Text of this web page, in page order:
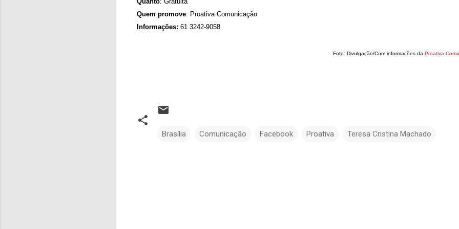
Quem promove: Proativa Comunicação
Informações: 61 3242-9058
Foto: Divulgação/Com informações da Proativa
Brasília Comunicação Facebook Proativa Teresa Cristina Machado